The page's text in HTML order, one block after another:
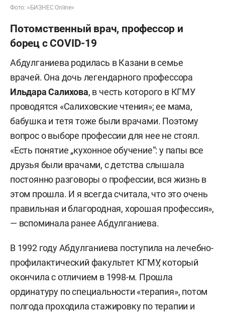
Фото: «БИЗНЕС Online»
Потомственный врач, профессор и
борец с COVID-19
Абдулганиева родилась в Казани в семье
врачей. Она дочь легендарного профессора
Ильдара Салихова, в честь которого в КГМУ
проводятся «Салиховские чтения»; ее мама,
бабушка и тетя тоже были врачами. Поэтому
вопрос о выборе профессии для нее не стоял.
«Есть понятие „кухонное обучение“: у папы все
друзья были врачами, с детства слышала
постоянно разговоры о профессии, вся жизнь в
этом прошла. И я всегда считала, что это очень
правильная и благородная, хорошая профессия»,
— вспоминала ранее Абдулганиева.
В 1992 году Абдулганиева поступила на лечебно-
профилактический факультет КГМУ, который
окончила с отличием в 1998-м. Прошла
ординатуру по специальности «терапия», потом
полгода проходила стажировку по терапии и